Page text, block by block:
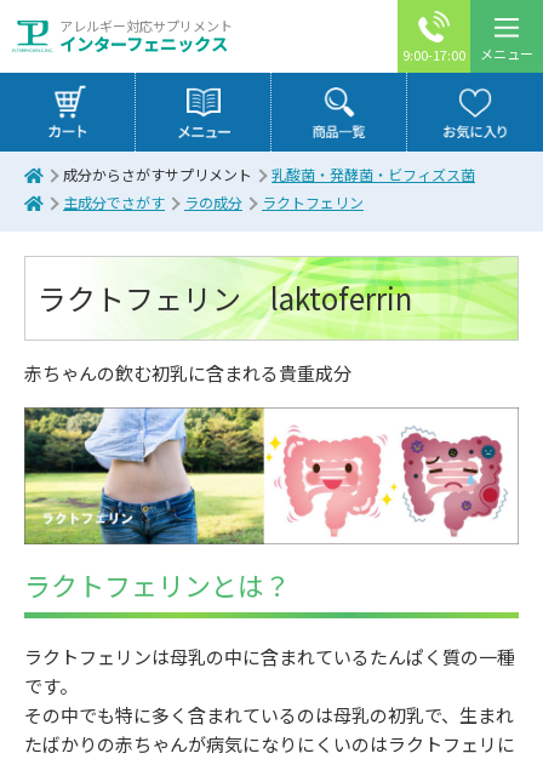
アレルギー対応サプリメント
インターフェニックス 9:00-17:00 メニュー
成分からさがすサプリメント
乳酸菌・発酵菌・ビフィズス菌
主成分でさがす
ラの成分 ラクトフェリン
ラクトフェリン laktoferrin
赤ちゃんの飲む初乳に含まれる貴重成分
ラクトフェリンとは？
ラクトフェリンは母乳の中に含まれているたんぱく質の一種
です。
その中でも特に多く含まれているのは母乳の初乳で、生まれ
たばかりの赤ちゃんが病気になりにくいのはラクトフェリに